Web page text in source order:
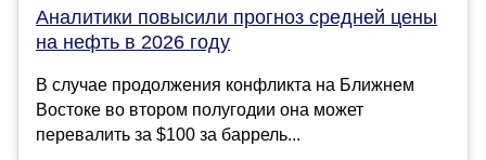
Аналитики повысили прогноз средней цены
на нефть в 2026 году
В случае продолжения конфликта на Ближнем
Востоке во втором полугодии она может
перевалить за $100 за баррель...